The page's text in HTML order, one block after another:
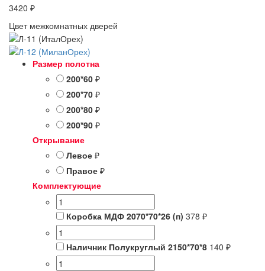
3420 ₽
Цвет межкомнатных дверей
Размер полотна
200*60 ₽
200*70 ₽
200*80 ₽
200*90 ₽
Открывание
Левое ₽
Правое ₽
Комплектующие
Коробка МДФ 2070*70*26 (п) 378 ₽
Наличник Полукруглый 2150*70*8 140 ₽